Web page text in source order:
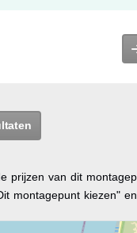
prijzen van dit
montagepunt kiezen"